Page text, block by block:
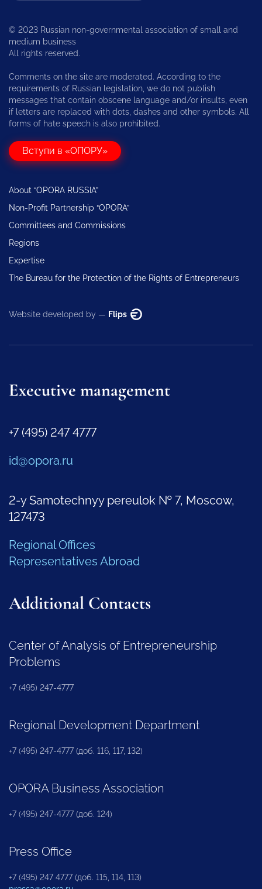
© 2023 Russian non-governmental association of small and
medium business
All rights reserved.
Comments on the site are moderated. According to the
requirements of Russian legislation, we do not publish
messages that contain obscene language and/or insults, even
if letters are replaced with dots, dashes and other symbols. All
forms of hate speech is also prohibited.
Вступи в «ОПОРУ»
About “OPORA RUSSIA”
Non-Profit Partnership “OPORA”
Committees and Commissions
Regions
Expertise
The Bureau for the Protection of the Rights of Entrepreneurs
Website developed by — Flips
Executive management
+7 (495) 247 4777
id@opora.ru
2-y Samotechnyy pereulok № 7, Moscow,
127473
Regional Offices
Representatives Abroad
Additional Contacts
Center of Analysis of Entrepreneurship
Problems
+7 (495) 247-4777
Regional Development Department
+7 (495) 247-4777 (доб. 116, 117, 132)
OPORA Business Association
+7 (495) 247-4777 (доб. 124)
Press Office
+7 (495) 247 4777 (доб. 115, 114, 113)